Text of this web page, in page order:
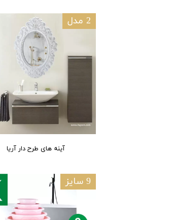
آینه های طرح دار آریا
2 مدل
9 سایز